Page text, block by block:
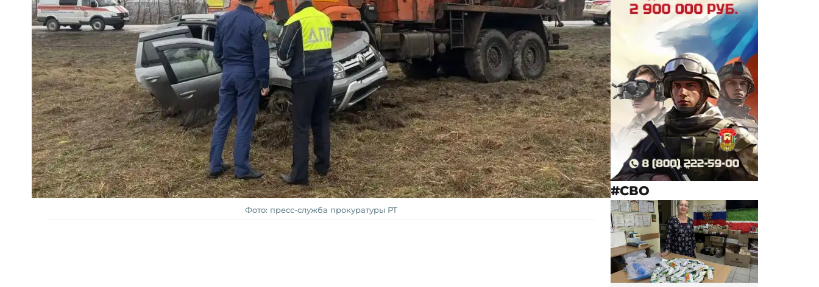
Фото: пресс-служба прокуратуры РТ
#СВО